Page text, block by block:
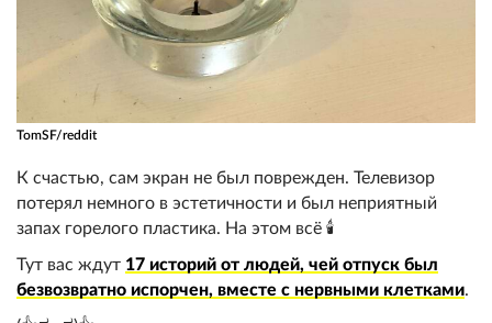
TomSF/reddit
К счастью, сам экран не был поврежден. Телевизор
потерял немного в эстетичности и был неприятный
запах горелого пластика. На этом всё 🕯️
Тут вас ждут 17 историй от людей, чей отпуск был
безвозвратно испорчен, вместе с нервными клетками.